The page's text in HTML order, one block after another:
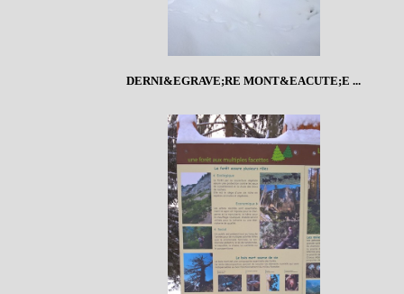
DERNI&EGRAVE;RE MONT&EACUTE;E ...